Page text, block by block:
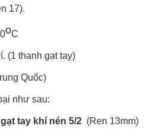
17).
oC
(1 thanh gạt tay)
Quốc)
như sau:
tay khí nén 5/2 (Ren 13mm)